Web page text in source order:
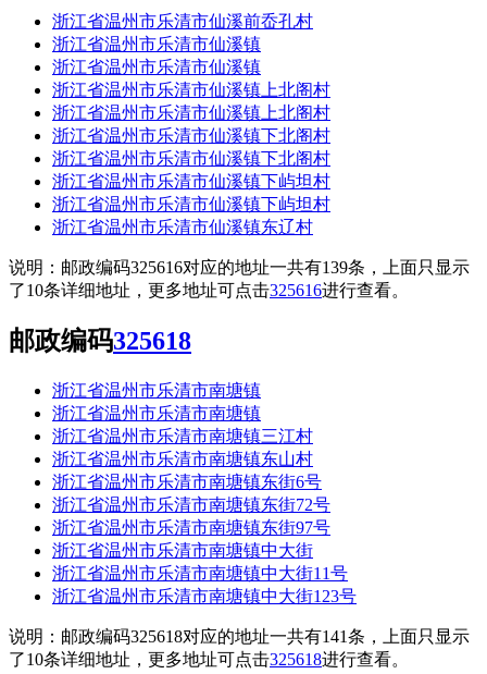
浙江省温州市乐清市仙溪前岙孔村
浙江省温州市乐清市仙溪镇
浙江省温州市乐清市仙溪镇
浙江省温州市乐清市仙溪镇上北阁村
浙江省温州市乐清市仙溪镇上北阁村
浙江省温州市乐清市仙溪镇下北阁村
浙江省温州市乐清市仙溪镇下北阁村
浙江省温州市乐清市仙溪镇下屿坦村
浙江省温州市乐清市仙溪镇下屿坦村
浙江省温州市乐清市仙溪镇东辽村
说明：邮政编码325616对应的地址一共有139条，上面只显示
了10条详细地址，更多地址可点击325616进行查看。
邮政编码325618
浙江省温州市乐清市南塘镇
浙江省温州市乐清市南塘镇
浙江省温州市乐清市南塘镇三江村
浙江省温州市乐清市南塘镇东山村
浙江省温州市乐清市南塘镇东街6号
浙江省温州市乐清市南塘镇东街72号
浙江省温州市乐清市南塘镇东街97号
浙江省温州市乐清市南塘镇中大街
浙江省温州市乐清市南塘镇中大街11号
浙江省温州市乐清市南塘镇中大街123号
说明：邮政编码325618对应的地址一共有141条，上面只显示
了10条详细地址，更多地址可点击325618进行查看。